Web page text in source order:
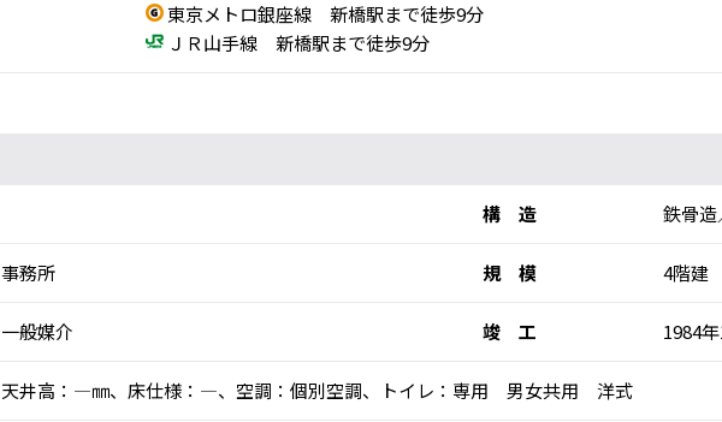
東京メトロ銀座線 新橋駅まで徒歩9分
ＪＲ山手線 新橋駅まで徒歩9分
構 造 鉄骨
事務所 規 模 4階建
一般媒介 竣 工 1984
天井高：―㎜、床仕様：―、空調：個別空調、トイレ：専用 男女共用 洋式